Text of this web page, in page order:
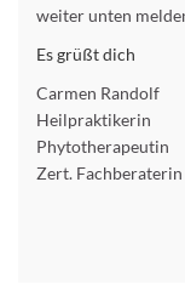
weiter unten
Es grüßt dich
Carmen Randolf
Heilpraktikerin
Phytotherapeutin
Zert.